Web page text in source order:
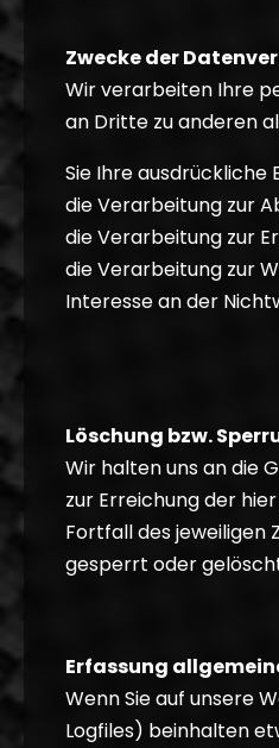
Zwecke der
Wir verarbeiten Ihre
an Dritte zu anderen
Sie Ihre ausdrückliche
die Verarbeitung zur
die Verarbeitung zur
die Verarbeitung zur
Interesse an der
Löschung bzw.
Wir halten uns an die
zur Erreichung der
Fortfall des
gesperrt oder
Erfassung
Wenn Sie auf unsere
Logfiles) beinhalten